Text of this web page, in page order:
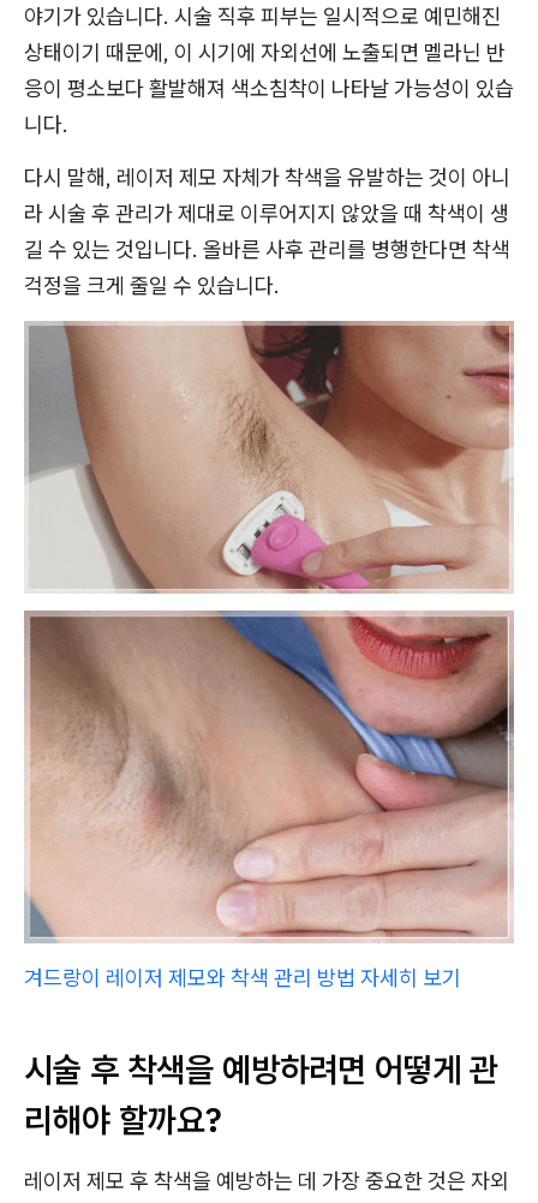
야기가 있습니다. 시술 직후 피부는 일시적으로 예민해진
상태이기 때문에, 이 시기에 자외선에 노출되면 멜라닌 반
응이 평소보다 활발해져 색소침착이 나타날 가능성이 있습
니다.
다시 말해, 레이저 제모 자체가 착색을 유발하는 것이 아니
라 시술 후 관리가 제대로 이루어지지 않았을 때 착색이 생
길 수 있는 것입니다. 올바른 사후 관리를 병행한다면 착색
걱정을 크게 줄일 수 있습니다.
겨드랑이 레이저 제모와 착색 관리 방법 자세히 보기
시술 후 착색을 예방하려면 어떻게 관
리해야 할까요?
레이저 제모 후 착색을 예방하는 데 가장 중요한 것은 자외